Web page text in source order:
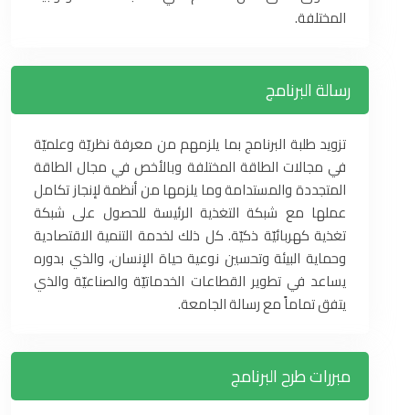
المختلفة.
رسالة البرنامج
تزويد طلبة البرنامج بما يلزمهم من معرفة نظريّة وعلميّة
في مجالات الطاقة المختلفة وبالأخص في مجال الطاقة
المتجددة والمستدامة وما يلزمها من أنظمة لإنجاز تكامل
عملها مع شبكة التغذية الرئيسة للحصول على شبكة
تغذية كهربائيّة ذكيّة. كل ذلك لخدمة التنمية الاقتصادية
وحماية البيئة وتحسين نوعية حياة الإنسان، والذي بدوره
يساعد في تطوير القطاعات الخدماتيّة والصناعيّة والذي
يتفق تماماً مع رسالة الجامعة.
مبررات طرح البرنامج